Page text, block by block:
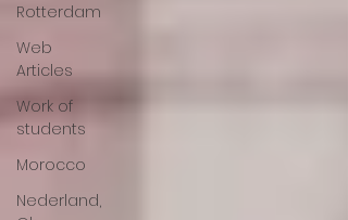
Rotterdam
Web
Articles
Work of
students
Morocco
Nederland,